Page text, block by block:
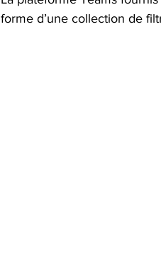
forme d’une collection de